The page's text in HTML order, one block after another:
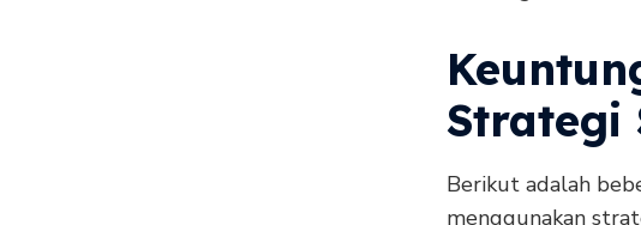
Strategi
Berikut adalah
menggunakan